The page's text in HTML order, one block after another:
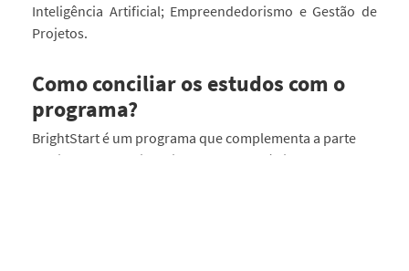
Inteligência Artificial; Empreendedorismo e Gestão de
Projetos.
Como conciliar os estudos com o
programa?
BrightStart é um programa que complementa a parte
curricular da tua licenciatura e que está ajustado ao teu